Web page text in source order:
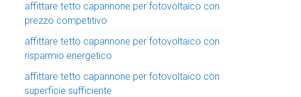
affittare tetto capannone per fotovoltaico con
prezzo competitivo
affittare tetto capannone per fotovoltaico con
risparmio energetico
affittare tetto capannone per fotovoltaico con
superficie sufficiente